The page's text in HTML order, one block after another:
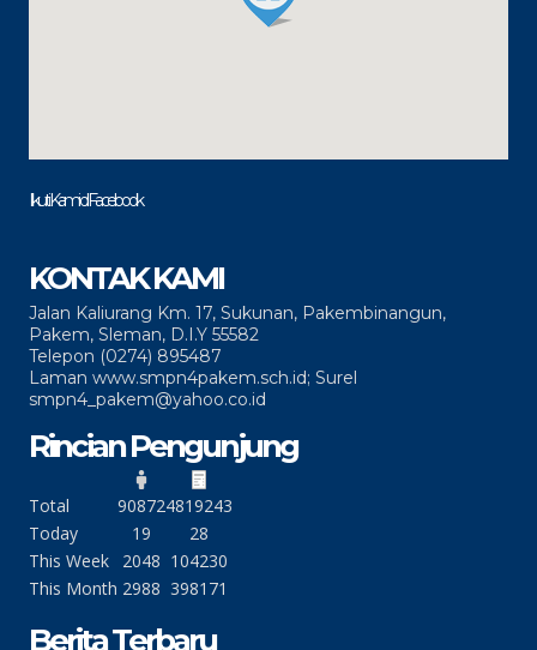
Ikuti Kami di Facebook
KONTAK KAMI
Jalan Kaliurang Km. 17, Sukunan, Pakembinangun,
Pakem, Sleman, D.I.Y 55582
Telepon (0274) 895487
Laman www.smpn4pakem.sch.id; Surel
smpn4_pakem@yahoo.co.id
Rincian Pengunjung
Total 908724819243
Today
19
28
This Week
2048 104230
This Month 2988 398171
Berita Terbaru